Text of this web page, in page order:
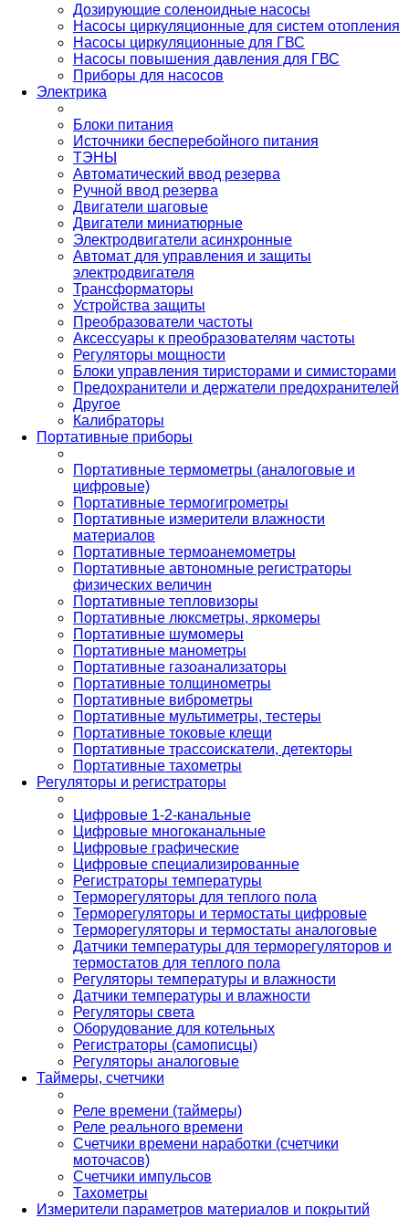
Дозирующие соленоидные насосы
Насосы циркуляционные для систем отопления
Насосы циркуляционные для ГВС
Насосы повышения давления для ГВС
Приборы для насосов
Электрика
Блоки питания
Источники бесперебойного питания
ТЭНЫ
Автоматический ввод резерва
Ручной ввод резерва
Двигатели шаговые
Двигатели миниатюрные
Электродвигатели асинхронные
Автомат для управления и защиты
электродвигателя
Трансформаторы
Устройства защиты
Преобразователи частоты
Аксессуары к преобразователям частоты
Регуляторы мощности
Блоки управления тиристорами и симисторами
Предохранители и держатели предохранителей
Другое
Калибраторы
Портативные приборы
Портативные термометры (аналоговые и
цифровые)
Портативные термогигрометры
Портативные измерители влажности
материалов
Портативные термоанемометры
Портативные автономные регистраторы
физических величин
Портативные тепловизоры
Портативные люксметры, яркомеры
Портативные шумомеры
Портативные манометры
Портативные газоанализаторы
Портативные толщинометры
Портативные виброметры
Портативные мультиметры, тестеры
Портативные токовые клещи
Портативные трассоискатели, детекторы
Портативные тахометры
Регуляторы и регистраторы
Цифровые 1-2-канальные
Цифровые многоканальные
Цифровые графические
Цифровые специализированные
Регистраторы температуры
Терморегуляторы для теплого пола
Терморегуляторы и термостаты цифровые
Терморегуляторы и термостаты аналоговые
Датчики температуры для терморегуляторов и
термостатов для теплого пола
Регуляторы температуры и влажности
Датчики температуры и влажности
Регуляторы света
Оборудование для котельных
Регистраторы (самописцы)
Регуляторы аналоговые
Таймеры, счетчики
Реле времени (таймеры)
Реле реального времени
Счетчики времени наработки (счетчики
моточасов)
Счетчики импульсов
Тахометры
Измерители параметров материалов и покрытий